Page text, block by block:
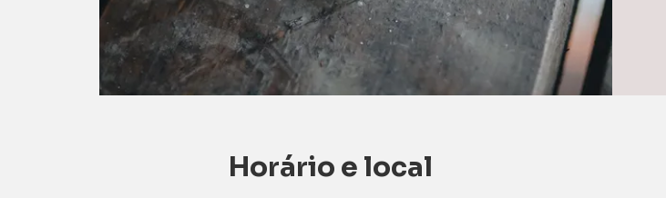
Horário e local